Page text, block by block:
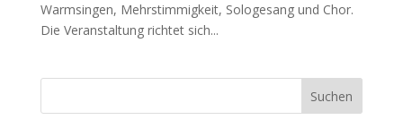
Warmsingen, Mehrstimmigkeit, Sologesang und Chor.
Die Veranstaltung richtet sich...